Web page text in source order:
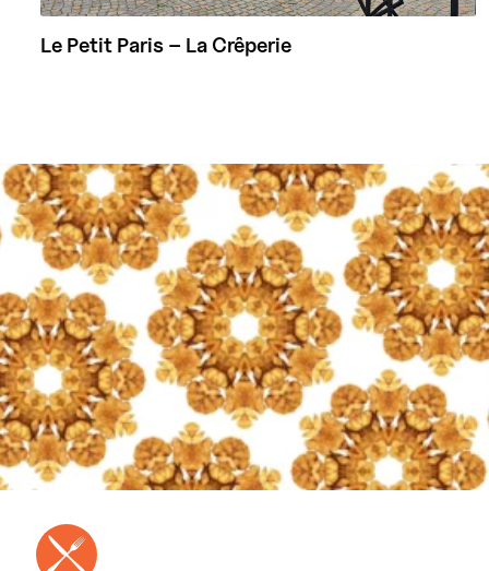
Le Petit Paris – La Crêperie